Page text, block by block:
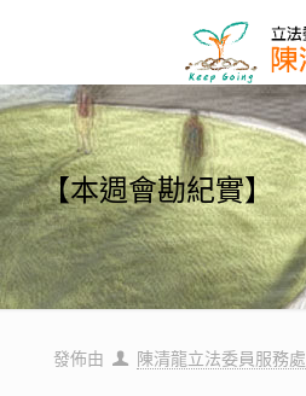
【本週會勘紀實】
發佈由 陳清龍立法委員服務處